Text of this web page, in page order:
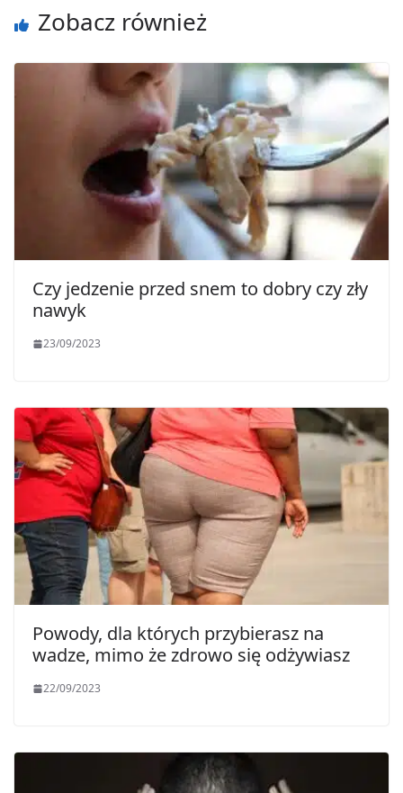
Zobacz również
Czy jedzenie przed snem to dobry czy zły
nawyk
23/09/2023
Powody, dla których przybierasz na
wadze, mimo że zdrowo się odżywiasz
22/09/2023